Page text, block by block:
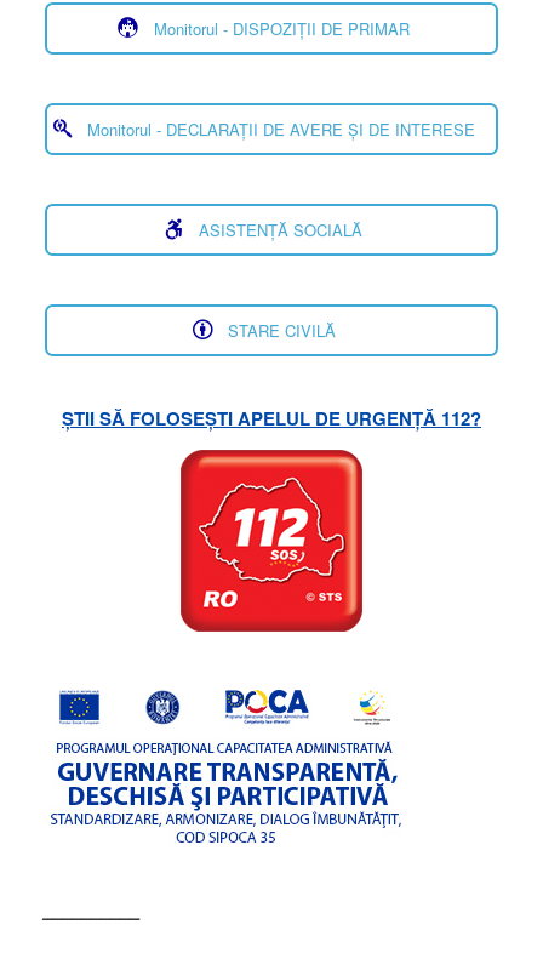
Monitorul - DISPOZIȚII DE PRIMAR
Monitorul - DECLARAȚII DE AVERE ȘI DE INTERESE
ASISTENȚĂ SOCIALĂ
STARE CIVILĂ
ȘTII SĂ FOLOSEȘTI APELUL DE URGENȚĂ 112?
––––––––––